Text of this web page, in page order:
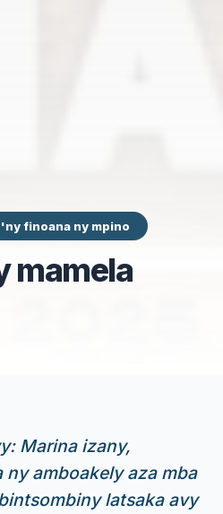
finoana ny mpino
mamela
Marina izany,
ny amboakely aza mba
latsaka avy